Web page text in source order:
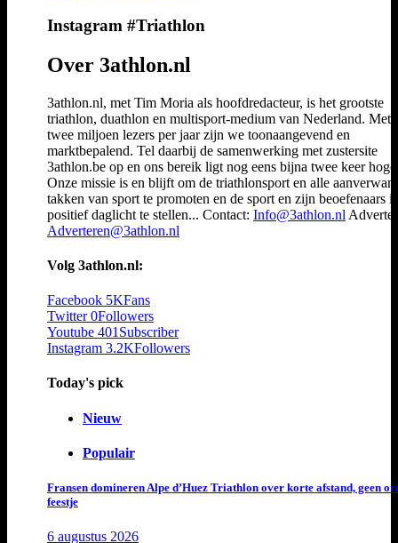
Instagram #Triathlon
Over 3athlon.nl
3athlon.nl, met Tim Moria als hoofdredacteur, is het grootste
triathlon, duathlon en multisport-medium van Nederland. Met
twee miljoen lezers per jaar zijn we toonaangevend en
marktbepalend. Tel daarbij de samenwerking met zustersite
3athlon.be op en ons bereik ligt nog eens bijna twee keer
Onze missie is en blijft om de triathlonsport en alle
takken van sport te promoten en de sport en zijn beoefenaars
positief daglicht te stellen... Contact: Info@3athlon.nl
Adverteren@3athlon.nl
Volg 3athlon.nl:
Facebook 5KFans
Twitter 0Followers
Youtube 401 Subscriber
Instagram 3.2KFollowers
Today's pick
Nieuw
Populair
Fransen domineren Alpe d’Huez Triathlon over korte afstand, geen
feestje
6 augustus 2026